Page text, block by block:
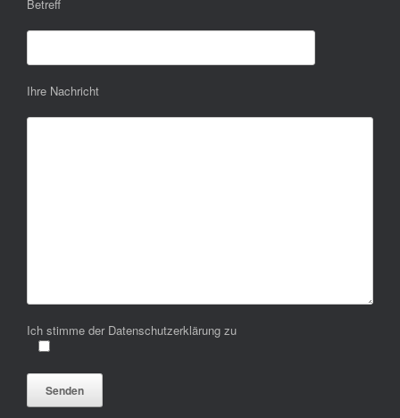
Betreff
Ihre Nachricht
Ich stimme der Datenschutzerklärung zu
Bitte lasse dieses Feld leer.